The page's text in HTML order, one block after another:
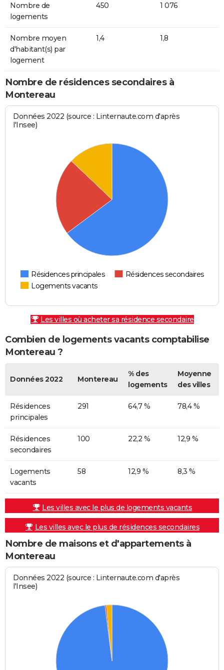
Nombre de
logements
450 1 076
Nombre moyen
d'habitant(s) par
logement
1,4 1,8
Nombre de résidences secondaires à
Montereau
Données 2022 (source : Linternaute.com d'après
l'Insee)
Résidences principales
Résidences secondaires
Logements vacants
Les villes où acheter sa résidence secondaire
Combien de logements vacants comptabilise
Montereau ?
Données 2022 Montereau
% des
logements
Moyenne
des villes
Résidences
principales
291 64,7 % 78,4 %
Résidences
secondaires
100 22,2 % 12,9 %
Logements
vacants
58 12,9 % 8,3 %
Les villes avec le plus de logements vacants
Les villes avec le plus de résidences secondaires
Nombre de maisons et d'appartements à
Montereau
Données 2022 (source : Linternaute.com d'après
l'Insee)